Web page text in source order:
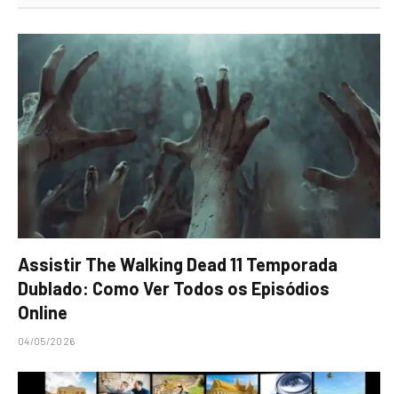
Assistir The Walking Dead 11 Temporada
Dublado: Como Ver Todos os Episódios
Online
04/05/2026